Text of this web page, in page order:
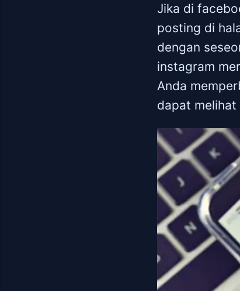
Jika di
posting di
dengan
instagram
Anda
dapat